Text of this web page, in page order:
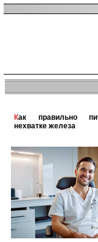
Как правильно питаться при
нехватке железа